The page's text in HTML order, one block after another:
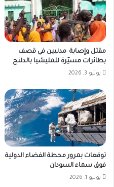
مقتل وإصابة مدنيين في قصف
بطائرات مسيّرة للمليشيا بالدلنج
يونيو 3, 2026
توقعات بمرور محطة الفضاء الدولية
فوق سماء السودان
يونيو 1, 2026